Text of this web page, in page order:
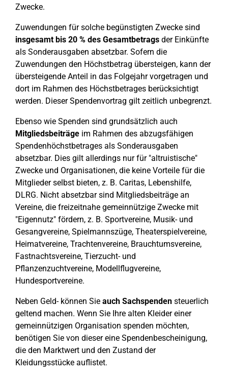
Zwecke.
Zuwendungen für solche begünstigten Zwecke sind
insgesamt bis 20 % des Gesamtbetrags der Einkünfte
als Sonderausgaben absetzbar. Sofern die
Zuwendungen den Höchstbetrag übersteigen, kann der
übersteigende Anteil in das Folgejahr vorgetragen und
dort im Rahmen des Höchstbetrages berücksichtigt
werden. Dieser Spendenvortrag gilt zeitlich unbegrenzt.
Ebenso wie Spenden sind grundsätzlich auch
Mitgliedsbeiträge im Rahmen des abzugsfähigen
Spendenhöchstbetrages als Sonderausgaben
absetzbar. Dies gilt allerdings nur für "altruistische"
Zwecke und Organisationen, die keine Vorteile für die
Mitglieder selbst bieten, z. B. Caritas, Lebenshilfe,
DLRG. Nicht absetzbar sind Mitgliedsbeiträge an
Vereine, die freizeitnahe gemeinnützige Zwecke mit
"Eigennutz" fördern, z. B. Sportvereine, Musik- und
Gesangvereine, Spielmannszüge, Theaterspielvereine,
Heimatvereine, Trachtenvereine, Brauchtumsvereine,
Fastnachtsvereine, Tierzucht- und
Pflanzenzuchtvereine, Modellflugvereine,
Hundesportvereine.
Neben Geld- können Sie auch Sachspenden steuerlich
geltend machen. Wenn Sie Ihre alten Kleider einer
gemeinnützigen Organisation spenden möchten,
benötigen Sie von dieser eine Spendenbescheinigung,
die den Marktwert und den Zustand der
Kleidungsstücke auflistet.